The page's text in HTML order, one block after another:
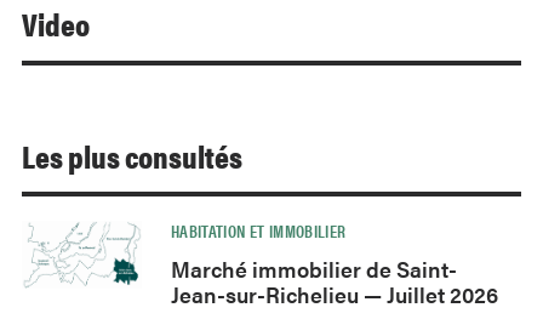
Video
Les plus consultés
HABITATION ET IMMOBILIER
Marché immobilier de Saint-
Jean-sur-Richelieu — Juillet 2026